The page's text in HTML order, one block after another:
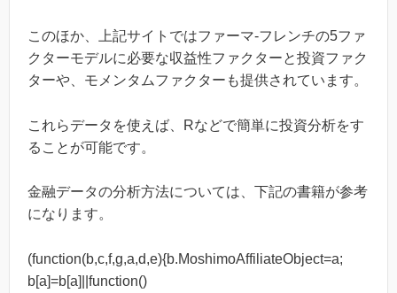
このほか、上記サイトではファーマ-フレンチの5ファ
クターモデルに必要な収益性ファクターと投資ファク
ターや、モメンタムファクターも提供されています。
これらデータを使えば、Rなどで簡単に投資分析をす
ることが可能です。
金融データの分析方法については、下記の書籍が参考
になります。
(function(b,c,f,g,a,d,e){b.MoshimoAffiliateObject=a;
b[a]=b[a]||function()